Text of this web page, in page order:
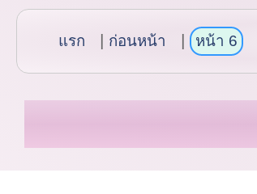
แรก ก่อนหน้า หน้า 6